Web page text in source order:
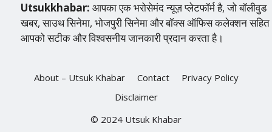
Utsukkhabar: आपका एक भरोसेमंद न्यूज़ प्लेटफॉर्म है, जो बॉलीवुड
खबर, साउथ सिनेमा, भोजपुरी सिनेमा और बॉक्स ऑफिस कलेक्शन सहित
आपको सटीक और विश्वसनीय जानकारी प्रदान करता है।
About – Utsuk Khabar Contact
Privacy Policy
Disclaimer
© 2024 Utsuk Khabar